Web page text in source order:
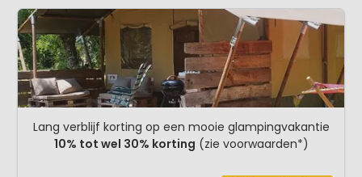
Lang verblijf korting op een mooie glampingvakantie
10% tot wel 30% korting (zie voorwaarden*)